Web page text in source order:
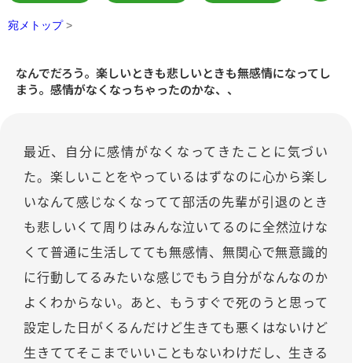
宛メトップ >
なんでだろう。楽しいときも悲しいときも無感情になってし
まう。感情がなくなっちゃったのかな、、
最近、自分に感情がなくなってきたことに気づい
た。楽しいことをやっているはずなのに心から楽し
いなんて感じなくなってて部活の先輩が引退のとき
も悲しいくて周りはみんな泣いてるのに全然泣けな
くて普通に生活してても無感情、無関心で無意識的
に行動してるみたいな感じでもう自分がなんなのか
よくわからない。あと、もうすぐで死のうと思って
設定した日がくるんだけど生きても悪くはないけど
生きててそこまでいいこともないわけだし、生きる